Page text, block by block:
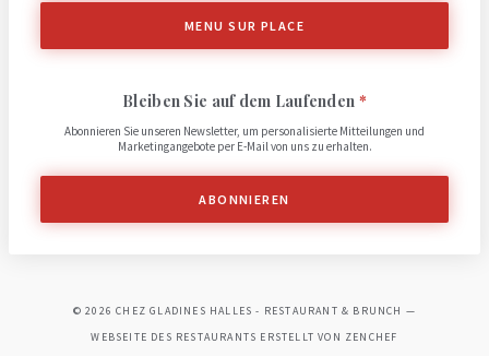
MENU SUR PLACE
Bleiben Sie auf dem Laufenden *
Abonnieren Sie unseren Newsletter, um personalisierte Mitteilungen und
Marketingangebote per E-Mail von uns zu erhalten.
ABONNIEREN
© 2026 CHEZ GLADINES HALLES - RESTAURANT & BRUNCH —
WEBSEITE DES RESTAURANTS ERSTELLT VON ZENCHEF